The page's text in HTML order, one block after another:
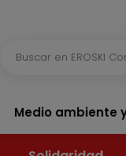
Medio ambiente